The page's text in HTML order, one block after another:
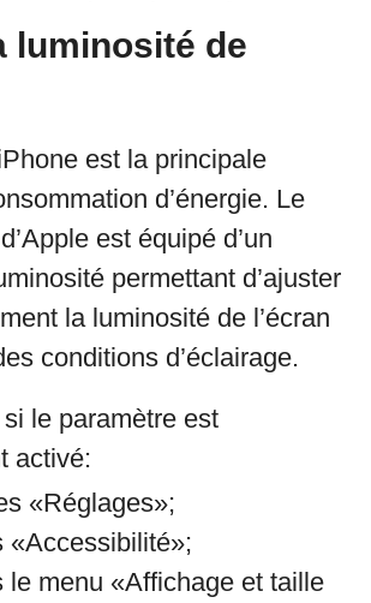
luminosité de
est la principale
d’énergie. Le
est équipé d’un
permettant d’ajuster
la luminosité de l’écran
conditions d’éclairage.
le paramètre est
activé:
«Réglages»;
«Accessibilité»;
le menu «Affichage et taille